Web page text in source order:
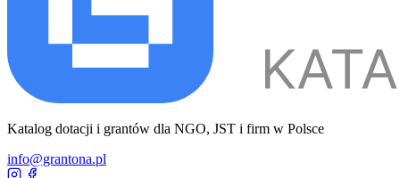
Katalog dotacji i grantów dla NGO, JST i firm w Polsce
info@grantona.pl